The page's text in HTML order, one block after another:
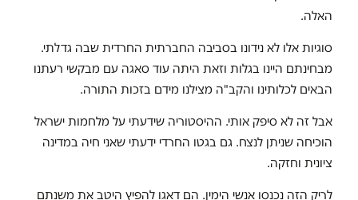
האלה.
סוגיות אלו לא נידונו בסביבה החברתית החרדית שבה גדלתי.
מבחינתם היינו בגלות וזאת היתה עוד סאגה עם מבקשי רעתנו
הבאים לכלותינו והקב"ה מצילנו מידם בזכות התורה.
אבל זה לא סיפק אותי. ההיסטוריה שידעתי על מלחמות ישראל
הוכיחה שניתן לנצח. גם בגטו החרדי ידעתי שאני חיה במדינה
ציונית וחזקה.
לריק הזה נכנסו אנשי הימין. הם דאגו להפיץ היטב את משנתם